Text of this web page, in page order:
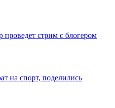
стрим с блогером
на спорт, поделились